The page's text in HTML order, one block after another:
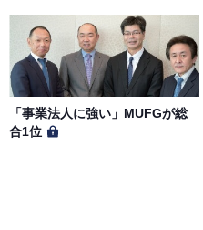
「事業法人に強い」MUFGが総
合1位